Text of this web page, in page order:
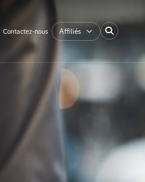
Contactez-nous Affiliés